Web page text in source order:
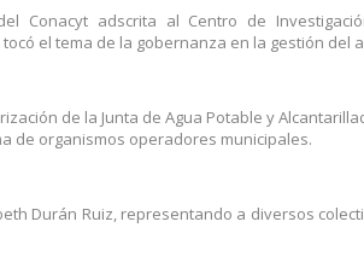
Conacyt adscrita al Centro de
el tema de la gobernanza en la gestión del
de la Junta de Agua Potable y
de organismos operadores municipales.
Durán Ruiz, representando a diversos